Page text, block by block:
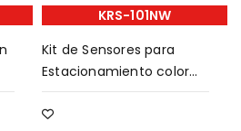
KRS-101NW
Kit de Sensores para
Estacionamiento color
blanco.